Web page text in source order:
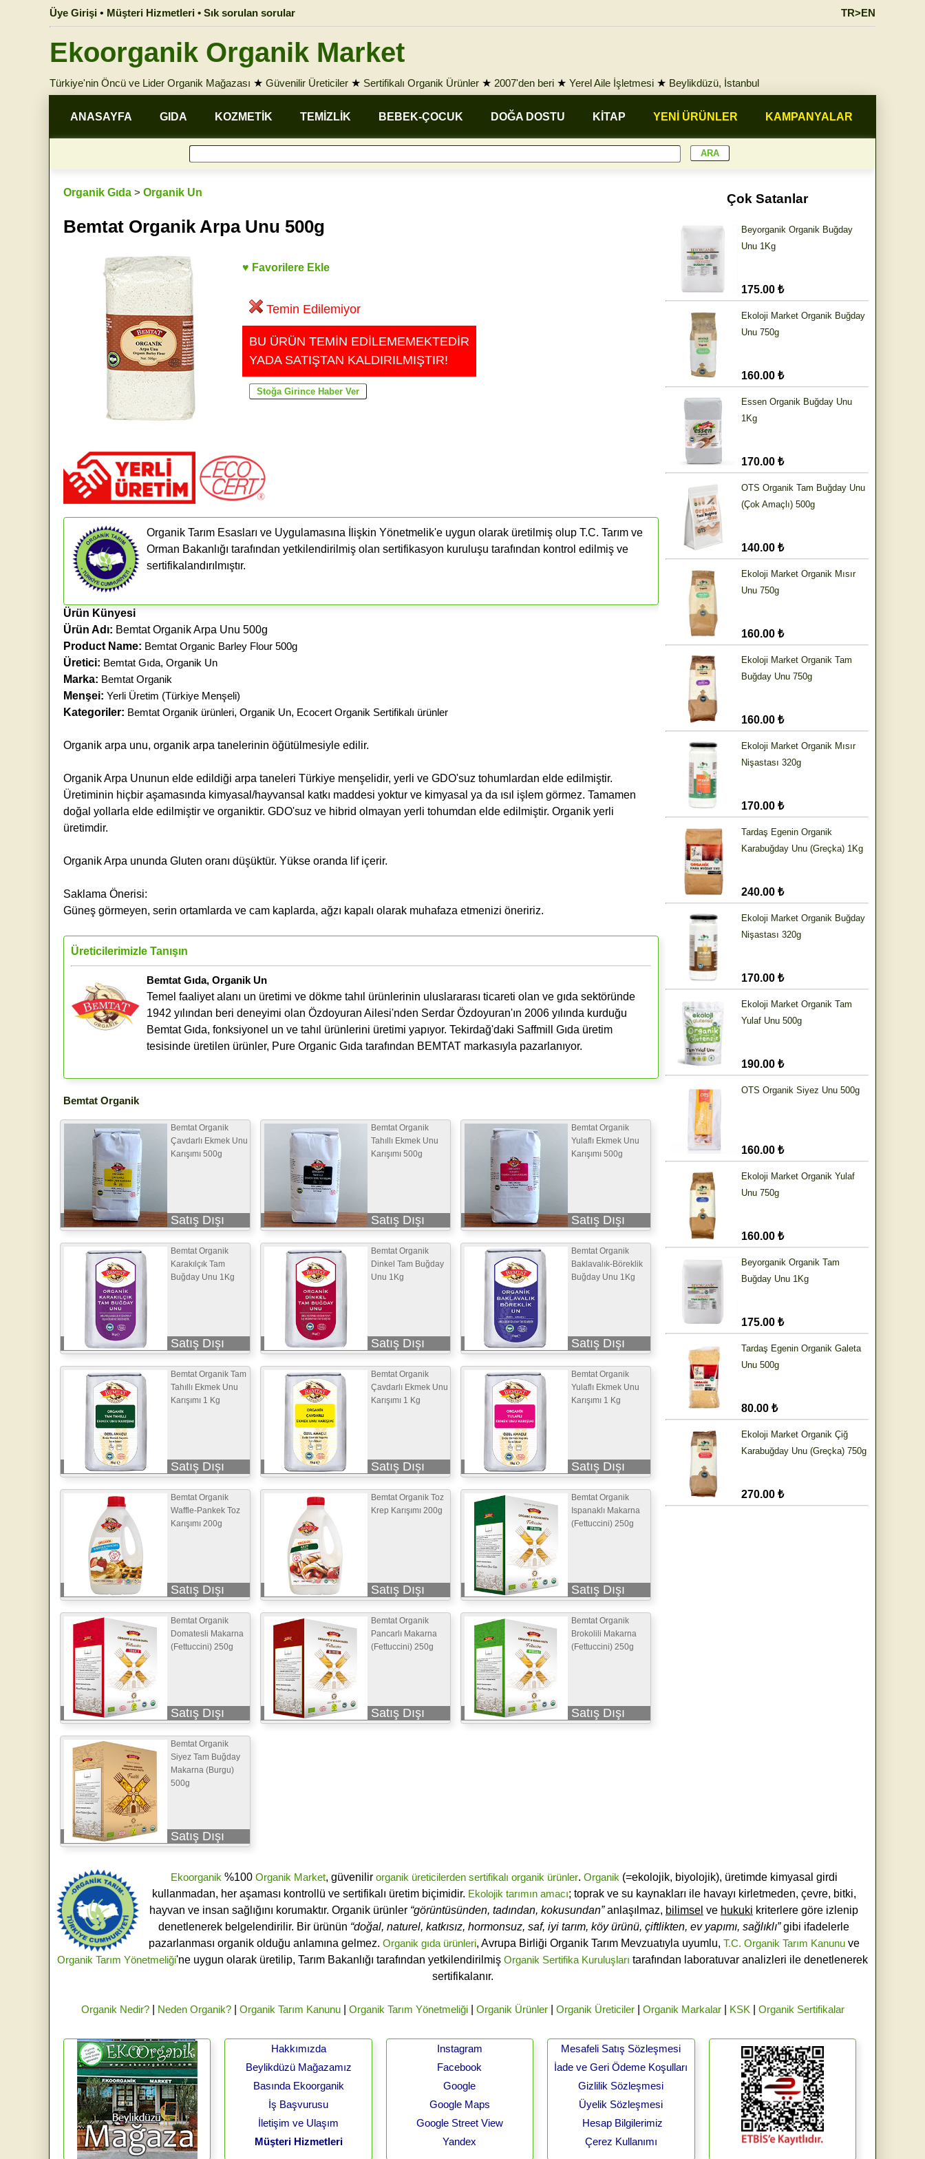
Üye Girişi • Müşteri Hizmetleri • Sık sorulan sorular TR>EN
Ekoorganik Organik Market
Türkiye'nin Öncü ve Lider Organik Mağazası ★ Güvenilir Üreticiler ★ Sertifikalı Organik Ürünler ★ 2007'den beri ★ Yerel Aile İşletmesi ★ Beylikdüzü, İstanbul
ANASAYFA GIDA KOZMETİK TEMİZLİK BEBEK-ÇOCUK DOĞA DOSTU KİTAP YENİ ÜRÜNLER KAMPANYALAR
Organik Gıda > Organik Un
Bemtat Organik Arpa Unu 500g
♥ Favorilere Ekle
Temin Edilemiyor
BU ÜRÜN TEMİN EDİLEMEMEKTEDİR
YADA SATIŞTAN KALDIRILMIŞTIR!
Organik Tarım Esasları ve Uygulamasına İlişkin Yönetmelik'e uygun olarak üretilmiş olup T.C. Tarım ve
Orman Bakanlığı tarafından yetkilendirilmiş olan sertifikasyon kuruluşu tarafından kontrol edilmiş ve
sertifikalandırılmıştır.
Ürün Künyesi
Ürün Adı: Bemtat Organik Arpa Unu 500g
Product Name: Bemtat Organic Barley Flour 500g
Üretici: Bemtat Gıda, Organik Un
Marka: Bemtat Organik
Menşei: Yerli Üretim (Türkiye Menşeli)
Kategoriler: Bemtat Organik ürünleri, Organik Un, Ecocert Organik Sertifikalı ürünler
Organik arpa unu, organik arpa tanelerinin öğütülmesiyle edilir.
Organik Arpa Ununun elde edildiği arpa taneleri Türkiye menşelidir, yerli ve GDO'suz tohumlardan elde edilmiştir.
Üretiminin hiçbir aşamasında kimyasal/hayvansal katkı maddesi yoktur ve kimyasal ya da ısıl işlem görmez. Tamamen
doğal yollarla elde edilmiştir ve organiktir. GDO'suz ve hibrid olmayan yerli tohumdan elde edilmiştir. Organik yerli
üretimdir.
Organik Arpa ununda Gluten oranı düşüktür. Yükse oranda lif içerir.
Saklama Önerisi:
Güneş görmeyen, serin ortamlarda ve cam kaplarda, ağzı kapalı olarak muhafaza etmenizi öneririz.
Üreticilerimizle Tanışın
Bemtat Gıda, Organik Un
Temel faaliyet alanı un üretimi ve dökme tahıl ürünlerinin uluslararası ticareti olan ve gıda sektöründe
1942 yılından beri deneyimi olan Özdoyuran Ailesi'nden Serdar Özdoyuran'ın 2006 yılında kurduğu
Bemtat Gıda, fonksiyonel un ve tahıl ürünlerini üretimi yapıyor. Tekirdağ'daki Saffmill Gıda üretim
tesisinde üretilen ürünler, Pure Organic Gıda tarafından BEMTAT markasıyla pazarlanıyor.
Bemtat Organik
Bemtat Organik
Çavdarlı Ekmek Unu
Karışımı 500g
Satış Dışı
Bemtat Organik
Tahıllı Ekmek Unu
Karışımı 500g
Satış Dışı
Bemtat Organik
Yulaflı Ekmek Unu
Karışımı 500g
Satış Dışı
Bemtat Organik
Karakılçık Tam
Buğday Unu 1Kg
Satış Dışı
Bemtat Organik
Dinkel Tam Buğday
Unu 1Kg
Satış Dışı
Bemtat Organik
Baklavalık-Böreklik
Buğday Unu 1Kg
Satış Dışı
Bemtat Organik Tam
Tahıllı Ekmek Unu
Karışımı 1 Kg
Satış Dışı
Bemtat Organik
Çavdarlı Ekmek Unu
Karışımı 1 Kg
Satış Dışı
Bemtat Organik
Yulaflı Ekmek Unu
Karışımı 1 Kg
Satış Dışı
Bemtat Organik
Waffle-Pankek Toz
Karışımı 200g
Satış Dışı
Bemtat Organik Toz
Krep Karışımı 200g
Satış Dışı
Bemtat Organik
Ispanaklı Makarna
(Fettuccini) 250g
Satış Dışı
Bemtat Organik
Domatesli Makarna
(Fettuccini) 250g
Satış Dışı
Bemtat Organik
Pancarlı Makarna
(Fettuccini) 250g
Satış Dışı
Bemtat Organik
Brokolili Makarna
(Fettuccini) 250g
Satış Dışı
Bemtat Organik
Siyez Tam Buğday
Makarna (Burgu)
500g
Satış Dışı
Çok Satanlar
Beyorganik Organik Buğday
Unu 1Kg
175.00 ₺
Ekoloji Market Organik Buğday
Unu 750g
160.00 ₺
Essen Organik Buğday Unu
1Kg
170.00 ₺
OTS Organik Tam Buğday Unu
(Çok Amaçlı) 500g
140.00 ₺
Ekoloji Market Organik Mısır
Unu 750g
160.00 ₺
Ekoloji Market Organik Tam
Buğday Unu 750g
160.00 ₺
Ekoloji Market Organik Mısır
Nişastası 320g
170.00 ₺
Tardaş Egenin Organik
Karabuğday Unu (Greçka) 1Kg
240.00 ₺
Ekoloji Market Organik Buğday
Nişastası 320g
170.00 ₺
Ekoloji Market Organik Tam
Yulaf Unu 500g
190.00 ₺
OTS Organik Siyez Unu 500g
160.00 ₺
Ekoloji Market Organik Yulaf
Unu 750g
160.00 ₺
Beyorganik Organik Tam
Buğday Unu 1Kg
175.00 ₺
Tardaş Egenin Organik Galeta
Unu 500g
80.00 ₺
Ekoloji Market Organik Çiğ
Karabuğday Unu (Greçka) 750g
270.00 ₺
Ekoorganik %100 Organik Market, güvenilir organik üreticilerden sertifikalı organik ürünler. Organik (=ekolojik, biyolojik), üretimde kimyasal girdi
kullanmadan, her aşaması kontrollü ve sertifikalı üretim biçimidir. Ekolojik tarımın amacı; toprak ve su kaynakları ile havayı kirletmeden, çevre, bitki,
hayvan ve insan sağlığını korumaktır. Organik ürünler “görüntüsünden, tadından, kokusundan”anlaşılmaz, bilimsel ve hukuki kriterlere göre izlenip
denetlenerek belgelendirilir. Bir ürünün “doğal, naturel, katkısız, hormonsuz, saf, iyi tarım, köy ürünü, çiftlikten, ev yapımı, sağlıklı”gibi ifadelerle
pazarlanması organik olduğu anlamına gelmez. Organik gıda ürünleri, Avrupa Birliği Organik Tarım Mevzuatıyla uyumlu, T.C. Organik Tarım Kanunuve
Organik Tarım Yönetmeliği'ne uygun olarak üretilip, Tarım Bakanlığı tarafından yetkilendirilmiş Organik Sertifika Kuruluşları tarafından laboratuvar analizleri ile denetlenerek
sertifikalanır.
Organik Nedir?| Neden Organik?| Organik Tarım Kanunu| Organik Tarım Yönetmeliği| Organik Ürünler| Organik Üreticiler| Organik Markalar| KSK Organik Sertifikalar
Hakkımızda
Beylikdüzü Mağazamız
Basında Ekoorganik
İş Başvurusu
İletişim ve Ulaşım
Müşteri Hizmetleri
Instagram
Facebook
Google
Google Maps
Google Street View
Yandex
Mesafeli Satış Sözleşmesi
İade ve Geri Ödeme Koşulları
Gizlilik Sözleşmesi
Üyelik Sözleşmesi
Hesap Bilgilerimiz
Çerez Kullanımı